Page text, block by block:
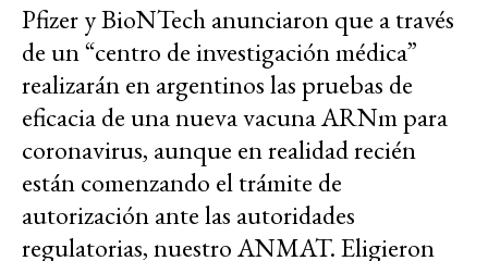
Pfizer y BioNTech anunciaron que a través
de un “centro de investigación médica”
realizarán en argentinos las pruebas de
eficacia de una nueva vacuna ARNm para
coronavirus, aunque en realidad recién
están comenzando el trámite de
autorización ante las autoridades
regulatorias, nuestro ANMAT. Eligieron